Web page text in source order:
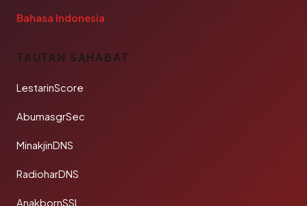
Bahasa Indonesia
TAUTAN SAHABAT
LestarinScore
AbumasgrSec
MinakjinDNS
RadioharDNS
AnakbornSSL